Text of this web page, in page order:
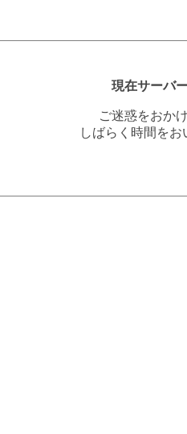
現在サーバ
ご迷惑をおか
しばらく時間を